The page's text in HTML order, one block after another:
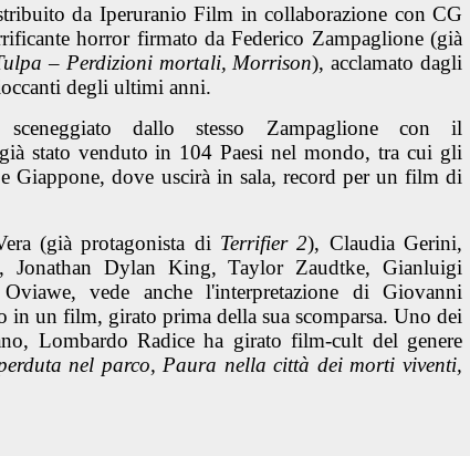
da Iperuranio Film in collaborazione con CG
horror firmato daFederico Zampaglione(già
– Perdizioni mortali, Morrison), acclamato dagli
degli ultimi anni.
dallo stesso Zampaglione con il
stato venduto in 104 Paesi nel mondo, tra cui gli
Giappone, dove uscirà in sala, record per un film di
(già protagonista di Terrifier 2), Claudia Gerini,
Jonathan Dylan King, Taylor Zaudtke, Gianluigi
, vede anche l'interpretazione diGiovanni
in un film, girato prima della sua scomparsa. Uno dei
Lombardo Radice ha girato film-cult del genere
nel parco, Paura nella città dei morti viventi,